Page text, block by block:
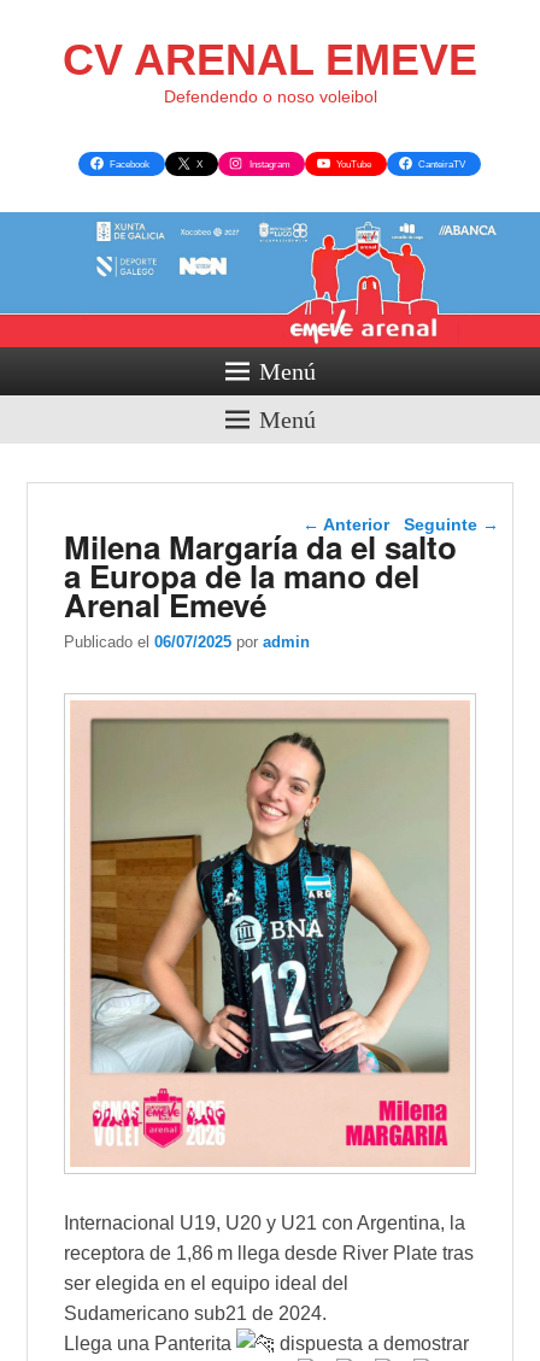
CV ARENAL EMEVE
Defendendo o noso voleibol
Facebook X Instagram YouTube CanteiraTV
Menú
Menú
Navegador de artigos
← Anterior Seguinte →
Milena Margaría da el salto
a Europa de la mano del
Arenal Emevé
Publicado el06/07/2025 poradmin
Internacional U19, U20 y U21 con Argentina, la
receptora de 1,86 m llega desde River Plate tras
ser elegida en el equipo ideal del
Sudamericano sub21 de 2024.
Llega una Panterita
dispuesta a demostrar